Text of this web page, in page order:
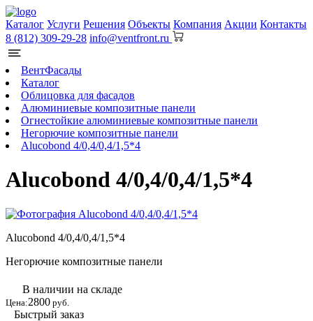
Каталог Услуги Решения Объекты Компания Акции Контакты
8 (812) 309-29-28 info@ventfront.ru
ВентФасады
Каталог
Облицовка для фасадов
Алюминиевые композитные панели
Огнестойкие алюминиевые композитные панели
Негорючие композитные панели
Alucobond 4/0,4/0,4/1,5*4
Alucobond 4/0,4/0,4/1,5*4
Alucobond 4/0,4/0,4/1,5*4
Негорючие композитные панели
В наличии на складе
Цена:2800 руб.
Быстрый заказ